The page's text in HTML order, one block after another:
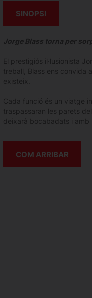
SINOPSI
Jorge Blass torna per
El prestigiós il·lusionista
treball, Blass ens convida
existeix.
Cada funció és un viatge
traspassaran les parets
deixarà bocabadats i amb
COM ARRIBAR